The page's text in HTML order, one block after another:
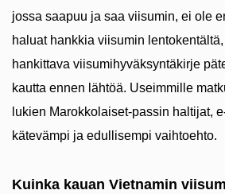
jossa saapuu ja saa viisumin, ei ole
haluat hankkia viisumin
hankittava viisumihyväksyntäkirje
kautta ennen lähtöä. Useimmille
lukien Marokkolaiset-passin haltijat,
kätevämpi ja edullisempi vaihtoehto.
Kuinka kauan Vietnamin